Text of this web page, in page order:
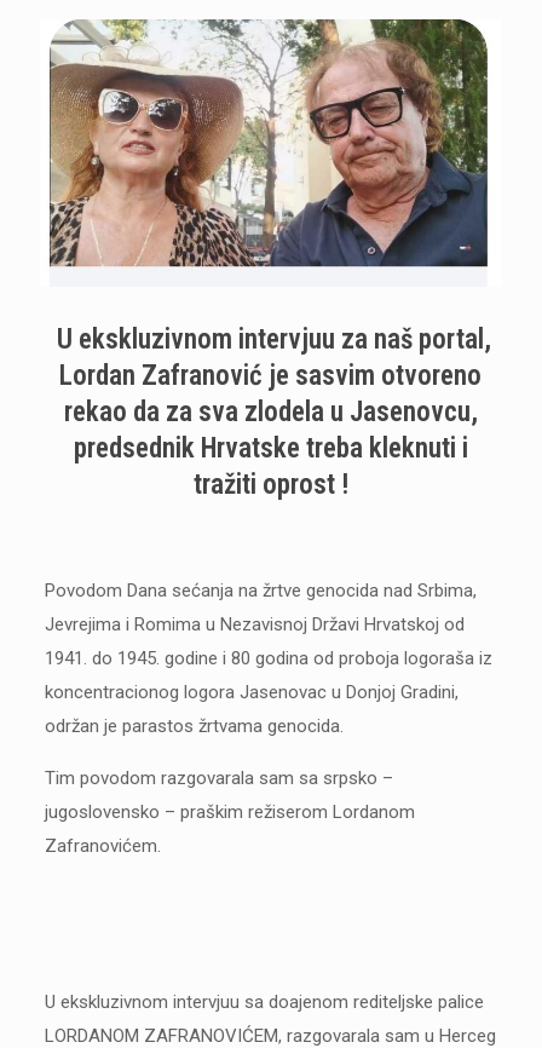
U ekskluzivnom intervjuu za naš portal,
Lordan Zafranović je sasvim otvoreno
rekao da za sva zlodela u Jasenovcu,
predsednik Hrvatske treba kleknuti i
tražiti oprost !
Povodom Dana sećanja na žrtve genocida nad Srbima,
Jevrejima i Romima u Nezavisnoj Državi Hrvatskoj od
1941. do 1945. godine i 80 godina od proboja logoraša iz
koncentracionog logora Jasenovac u Donjoj Gradini,
održan je parastos žrtvama genocida.
Tim povodom razgovarala sam sa srpsko –
jugoslovensko – praškim režiserom Lordanom
Zafranovićem.
U ekskluzivnom intervjuu sa doajenom rediteljske palice
LORDANOM ZAFRANOVIĆEM, razgovarala sam u Herceg